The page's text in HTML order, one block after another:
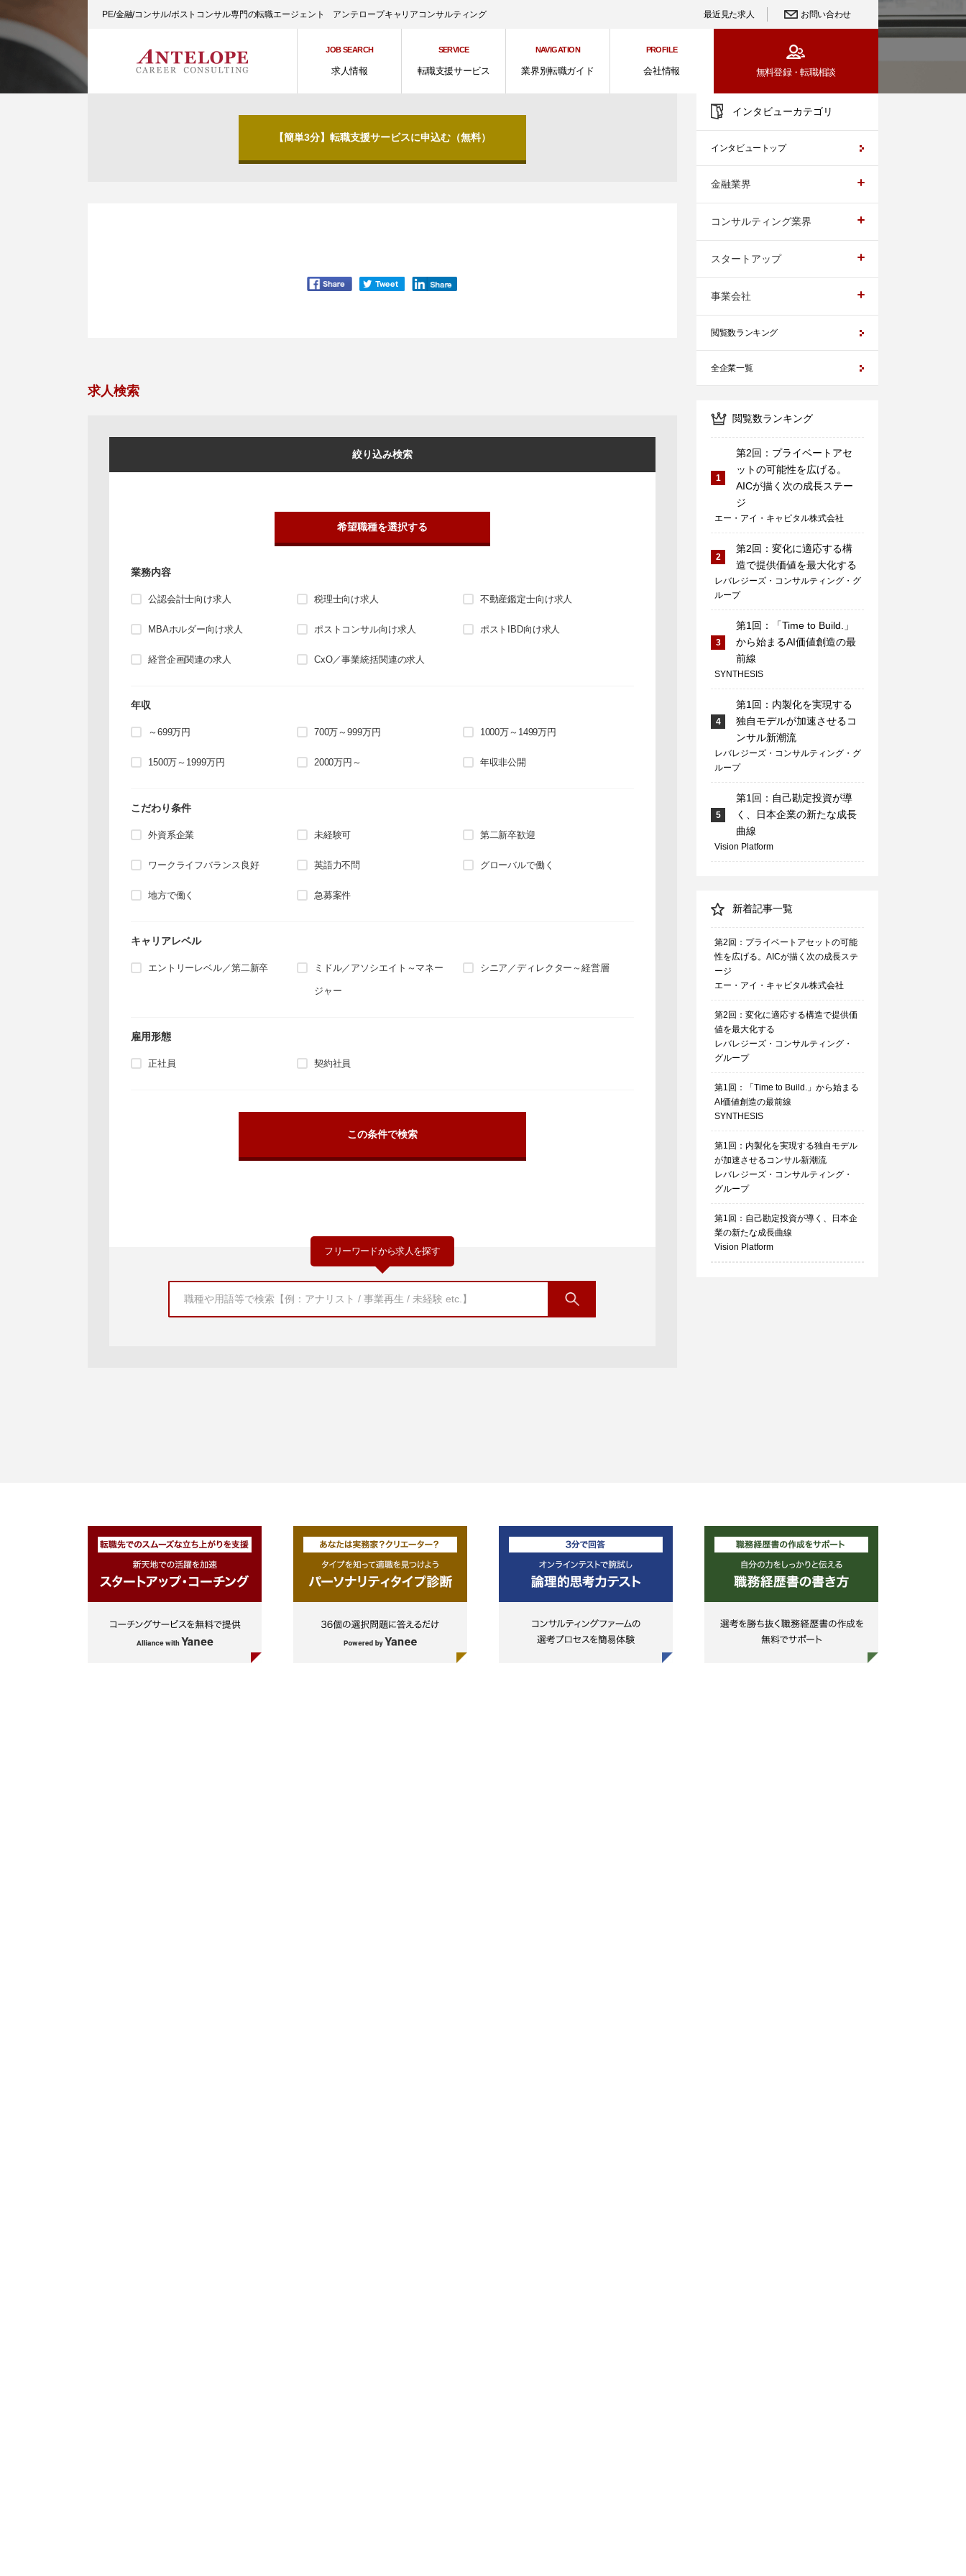
PE/金融/コンサル/ポストコンサル専門の転職エージェント アンテロープキャリアコンサルティング 最近見た求人 お問い合わせ
JOB SEARCH
求人情報
SERVICE
転職支援サービス
NAVIGATION
業界別転職ガイド
PROFILE
会社情報 無料登録・転職相談
【簡単3分】転職支援サービスに申込む（無料）
求人検索
絞り込み検索
希望職種を選択する
業務内容
公認会計士向け求人 税理士向け求人 不動産鑑定士向け求人
MBAホルダー向け求人 ポストコンサル向け求人 ポストIBD向け求人
経営企画関連の求人 CxO／事業統括関連の求人
年収
～699万円 700万～999万円 1000万～1499万円
1500万～1999万円 2000万円～ 年収非公開
こだわり条件
外資系企業 未経験可 第二新卒歓迎
ワークライフバランス良好 英語力不問 グローバルで働く
地方で働く 急募案件
キャリアレベル
エントリーレベル／第二新卒 ミドル／アソシエイト～マネー
ジャー
シニア／ディレクター～経営層
雇用形態
正社員 契約社員
フリーワードから求人を探す
インタビューカテゴリ
インタビュートップ
金融業界
コンサルティング業界
スタートアップ
事業会社
閲覧数ランキング
全企業一覧
閲覧数ランキング
1
第2回：プライベートアセ
ットの可能性を広げる。
AICが描く次の成長ステー
ジ
エー・アイ・キャピタル株式会社
2
第2回：変化に適応する構
造で提供価値を最大化する
レバレジーズ・コンサルティング・グ
ループ
3
第1回：「Time to Build.」
から始まるAI価値創造の最
前線
SYNTHESIS
4
第1回：内製化を実現する
独自モデルが加速させるコ
ンサル新潮流
レバレジーズ・コンサルティング・グ
ループ
5
第1回：自己勘定投資が導
く、日本企業の新たな成長
曲線
Vision Platform
新着記事一覧
第2回：プライベートアセットの可能
性を広げる。AICが描く次の成長ステ
ージ
エー・アイ・キャピタル株式会社
第2回：変化に適応する構造で提供価
値を最大化する
レバレジーズ・コンサルティング・
グループ
第1回：「Time to Build.」から始まる
AI価値創造の最前線
SYNTHESIS
第1回：内製化を実現する独自モデル
が加速させるコンサル新潮流
レバレジーズ・コンサルティング・
グループ
第1回：自己勘定投資が導く、日本企
業の新たな成長曲線
Vision Platform